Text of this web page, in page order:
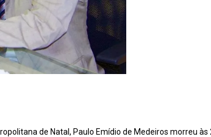
de Natal, Paulo Emídio de Medeiros morreu